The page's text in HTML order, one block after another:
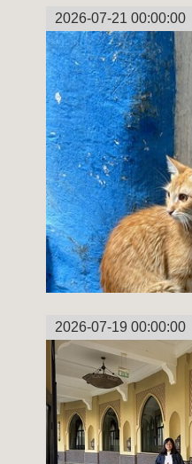
2026-07-21 00:00:00
2026-07-19 00:00:00